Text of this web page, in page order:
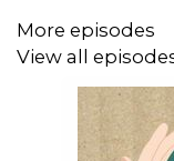
météorologues
réchauffant le
l'air à l'échelle
Cela génère
haute altitude
More episodes
View all